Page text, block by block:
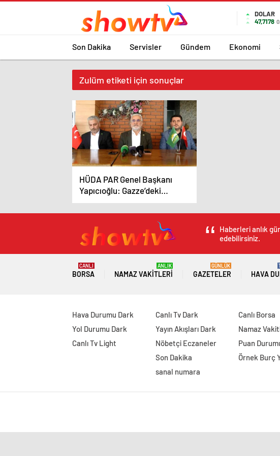
DOLAR
47,7178
Son Dakika Servisler Gündem Ekonomi
Zulüm etiketi için sonuçlar
HÜDA PAR Genel Başkanı
Yapıcıoğlu: Gazze’deki
soykırım devam ederse seçim
kampanyası yapmak gelmiyor
Haberleri anlık
edebilirsiniz.
BORSA
CANLI
NAMAZ VAKITLERI
ANLIK
GAZETELER
GÜNLÜK
HAVA
Hava Durumu Dark
Yol Durumu Dark
Canlı Tv Light
Canlı Tv Dark
Yayın Akışları Dark
Nöbetçi Eczaneler
Son Dakika
sanal numara
Canlı Borsa
Namaz
Puan
Örnek Burç